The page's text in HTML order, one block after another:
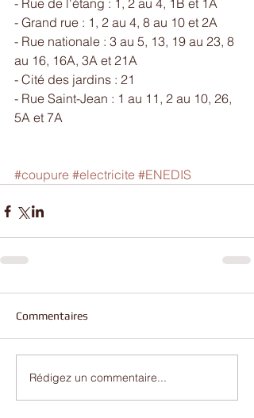
- Rue de l'étang : 1, 2 au 4, 1B et 1A
- Grand rue : 1, 2 au 4, 8 au 10 et 2A
- Rue nationale : 3 au 5, 13, 19 au 23, 8
au 16, 16A, 3A et 21A
- Cité des jardins : 21
- Rue Saint-Jean : 1 au 11, 2 au 10, 26,
5A et 7A
#coupure #electricite #ENEDIS
Commentaires
Rédigez un commentaire...